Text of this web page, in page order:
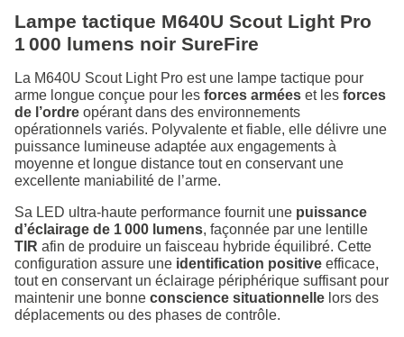
Lampe tactique M640U Scout Light Pro
1 000 lumens noir SureFire
La M640U Scout Light Pro est une lampe tactique pour
arme longue conçue pour les forces armées et les forces
de l’ordre opérant dans des environnements
opérationnels variés. Polyvalente et fiable, elle délivre une
puissance lumineuse adaptée aux engagements à
moyenne et longue distance tout en conservant une
excellente maniabilité de l’arme.
Sa LED ultra‑haute performance fournit une puissance
d’éclairage de 1 000 lumens, façonnée par une lentille
TIR afin de produire un faisceau hybride équilibré. Cette
configuration assure une identification positive efficace,
tout en conservant un éclairage périphérique suffisant pour
maintenir une bonne conscience situationnelle lors des
déplacements ou des phases de contrôle.